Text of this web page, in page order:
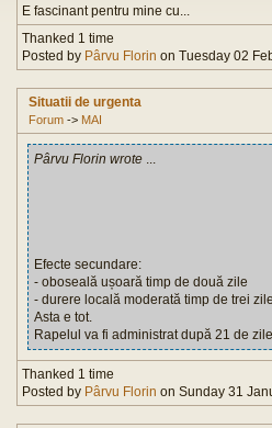
E fascinant pentru mine cu...
Thanked 1 time
Posted by Pârvu Florin on Tuesday 02
Situatii de urgenta
Forum -> MAI
Pârvu Florin wrote ...
Efecte secundare:
- oboseală ușoară timp de două zile
- durere locală moderată timp de trei
Asta e tot.
Rapelul va fi administrat după 21 de
Thanked 1 time
Posted by Pârvu Florin on Sunday 31